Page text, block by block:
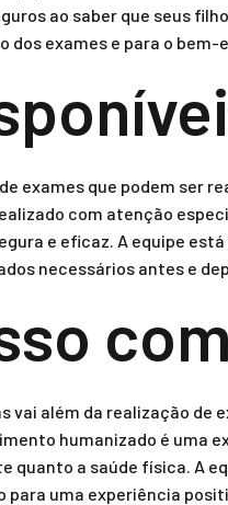
ao saber que seus
exames e para o bem-
exames que podem ser
com atenção
e eficaz. A equipe
necessários antes e
vai além da realização
humanizado é uma
quanto a saúde física. A
uma experiência